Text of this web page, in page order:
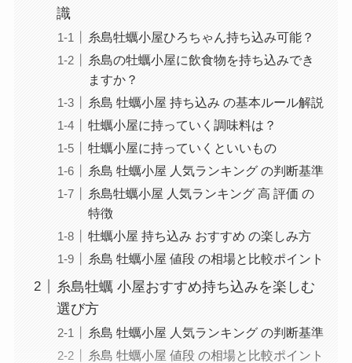
識
糸島牡蠣小屋ひろちゃん持ち込み可能？
糸島の牡蠣小屋に飲食物を持ち込みでき
ますか？
糸島 牡蠣小屋 持ち込み の基本ルール解説
牡蠣小屋に持っていく調味料は？
牡蠣小屋に持っていくといいもの
糸島 牡蠣小屋 人気ランキング の判断基準
糸島牡蠣小屋 人気ランキング 高 評価 の
特徴
牡蠣小屋 持ち込み おすすめ の楽しみ方
糸島 牡蠣小屋 値段 の相場と比較ポイント
糸島牡蠣 小屋おすすめ持ち込みを楽しむ
選び方
糸島 牡蠣小屋 人気ランキング の判断基準
糸島 牡蠣小屋 値段 の相場と比較ポイント